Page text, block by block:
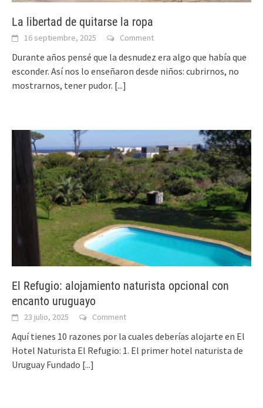
La libertad de quitarse la ropa
16 septiembre, 2025 Comment
Durante años pensé que la desnudez era algo que había que
esconder. Así nos lo enseñaron desde niños: cubrirnos, no
mostrarnos, tener pudor. [...]
El Refugio: alojamiento naturista opcional con
encanto uruguayo
23 julio, 2025 Comment
Aquí tienes 10 razones por la cuales deberías alojarte en El
Hotel Naturista El Refugio: 1. El primer hotel naturista de
Uruguay Fundado [...]